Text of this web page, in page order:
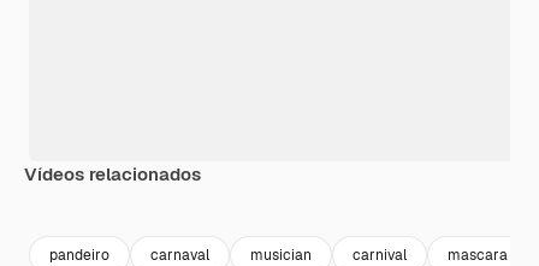
Vídeos relacionados
pandeiro carnaval musician carnival mascara